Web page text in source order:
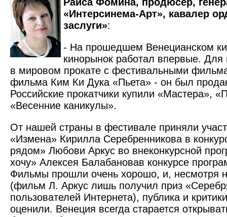
«Интерсинема-Арт», кавалер
заслуги»:
- На прошедшем Венецианском
кинорынок работал впервые. Для
в мировом прокате с фестивальными
фильма Ким Ки Дука «Пьета» - он был
Российские прокатчики купили «Мастера»,
«Весенние каникулы».
От нашей страны в фестивале приняли
«Измена» Кирилла Серебренникова в
рядом» Любови Аркус во внеконкурсной
хочу» Алексея Балабановав конкурсе
Фильмы прошли очень хорошо, и, несмотря
(фильм Л. Аркус лишь получил приз
пользователей Интернета), публика и
оценили. Венеция всегда старается